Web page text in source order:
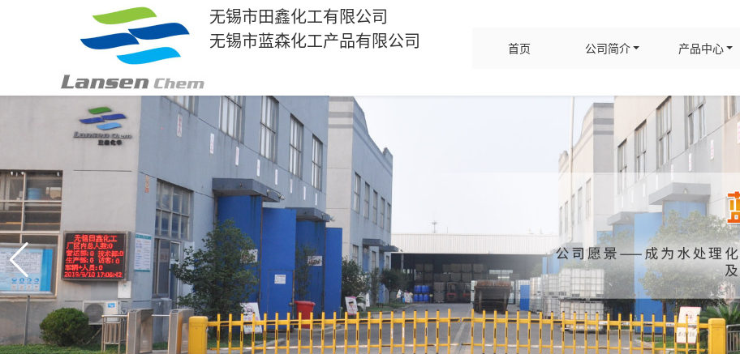
无锡市田鑫化工有限公司
无锡市蓝森化工产品有限公司
首页 公司简介 产品中心